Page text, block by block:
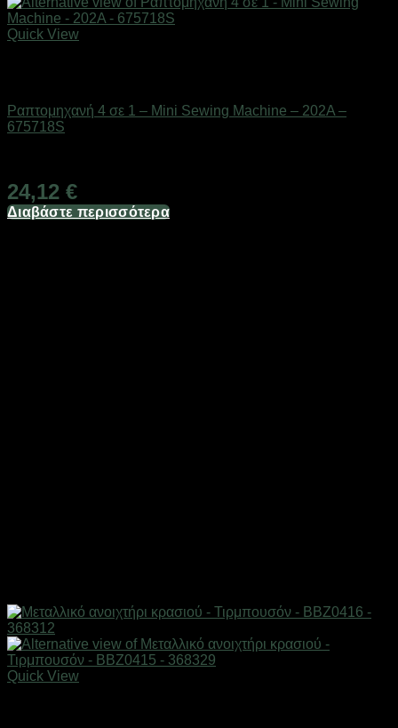
Quick View
Ραπτομηχανή 4 σε 1 – Mini Sewing Machine – 202A –
675718S
24,12 €
Διαβάστε περισσότερα
Quick View